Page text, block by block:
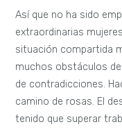
Así que no ha sido
extraordinarias
situación compartida
muchos obstáculos
de contradicciones.
camino de rosas. El
tenido que superar